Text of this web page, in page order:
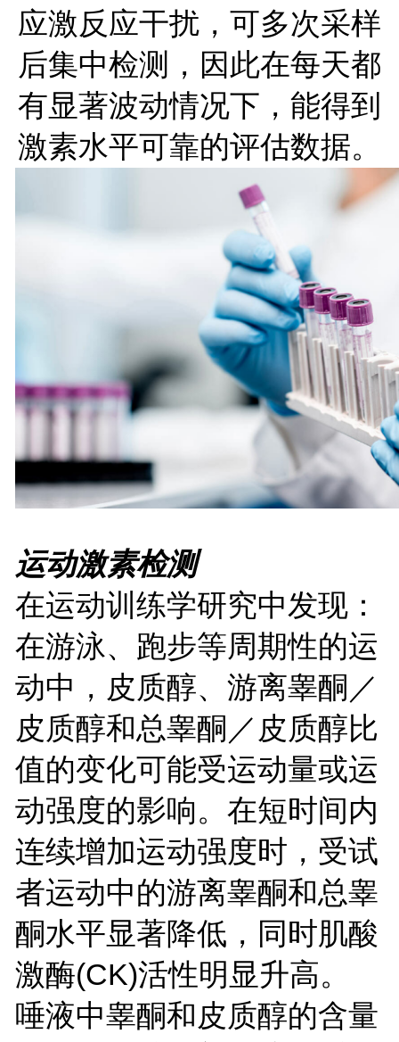
应激反应干扰，可多次采样
后集中检测，因此在每天都
有显著波动情况下，能得到
激素水平可靠的评估数据。
运动激素检测
在运动训练学研究中发现：
在游泳、跑步等周期性的运
动中，皮质醇、游离睾酮／
皮质醇和总睾酮／皮质醇比
值的变化可能受运动量或运
动强度的影响。在短时间内
连续增加运动强度时，受试
者运动中的游离睾酮和总睾
酮水平显著降低，同时肌酸
激酶(CK)活性明显升高。
唾液中睾酮和皮质醇的含量